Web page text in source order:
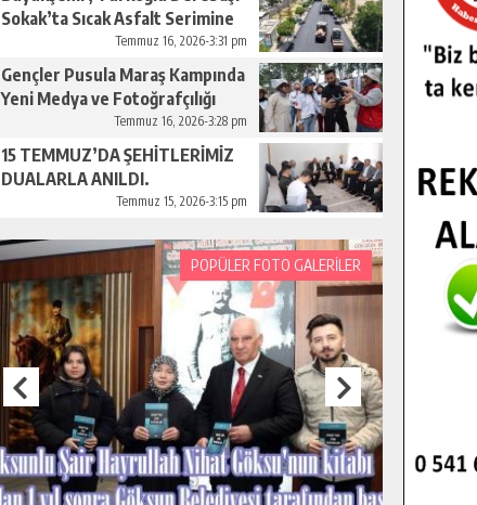
Sokak’ta Sıcak Asfalt Serimine
Temmuz 16, 2026-3:31 pm
Gençler Pusula Maraş Kampında
Yeni Medya ve Fotoğrafçılığı
Temmuz 16, 2026-3:28 pm
15 TEMMUZ’DA ŞEHİTLERİMİZ
DUALARLA ANILDI.
Temmuz 15, 2026-3:15 pm
POPÜLER FOTO GALERİLER